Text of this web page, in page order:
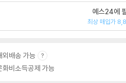
예스24에
최상 매입가
외배송 가능
화비소득공제 가능